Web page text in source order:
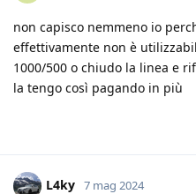
non capisco nemmeno io
effettivamente non è
1000/500 o chiudo la linea e
la tengo così pagando in più
L4ky 7 mag 2024